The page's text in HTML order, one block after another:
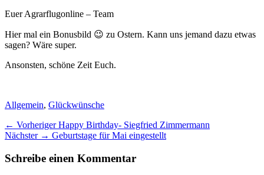
Euer Agrarflugonline – Team
Hier mal ein Bonusbild 😉 zu Ostern. Kann uns jemand dazu etwas
sagen? Wäre super.
Ansonsten, schöne Zeit Euch.
Kategorien
Allgemein, Glückwünsche
Beitragsnavigation
← Vorheriger Vorheriger
Beitrag:
Happy Birthday- Siegfried Zimmermann
Nächster → Nächster
Geburtstage für Mai eingestellt
Schreibe einen Kommentar